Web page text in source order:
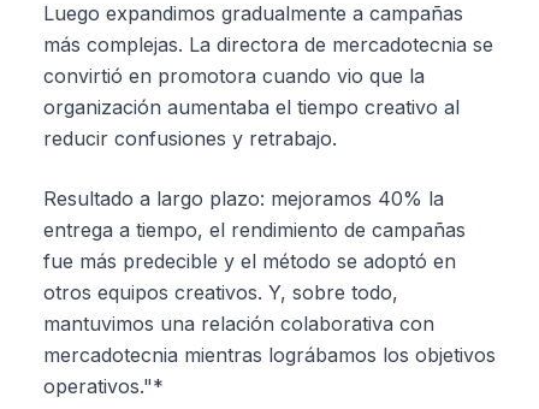
Luego expandimos gradualmente a campañas
más complejas. La directora de mercadotecnia se
convirtió en promotora cuando vio que la
organización aumentaba el tiempo creativo al
reducir confusiones y retrabajo.
Resultado a largo plazo: mejoramos 40% la
entrega a tiempo, el rendimiento de campañas
fue más predecible y el método se adoptó en
otros equipos creativos. Y, sobre todo,
mantuvimos una relación colaborativa con
mercadotecnia mientras lográbamos los objetivos
operativos."*